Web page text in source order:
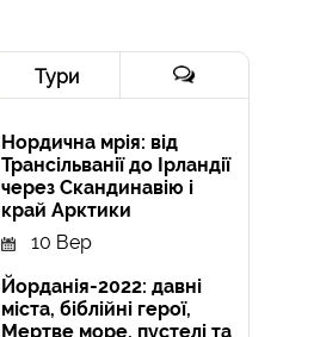
Тури
Нордична мрія: від
Трансільванії до Ірландії
через Скандинавію і
край Арктики
10 Вер
Йорданія-2022: давні
міста, біблійні герої,
Мертве море, пустелі та